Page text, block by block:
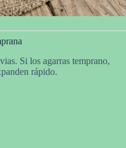
Si los agarras temprano,
rápido.